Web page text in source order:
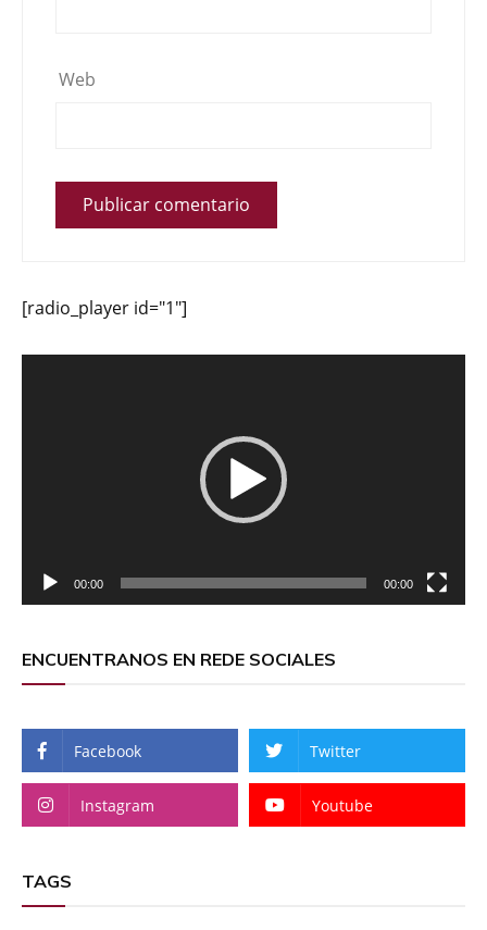
Web
[radio_player id="1"]
00:00 00:00
ENCUENTRANOS EN REDE SOCIALES
Facebook Twitter
Instagram Youtube
TAGS